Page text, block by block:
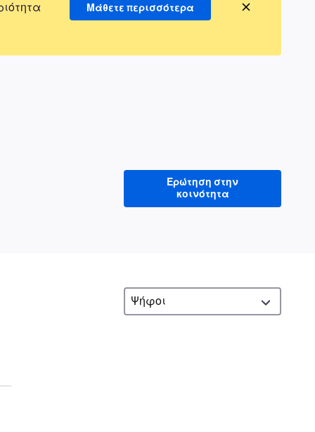
Μάθετε περισσότερα
Ερώτηση στην
κοινότητα